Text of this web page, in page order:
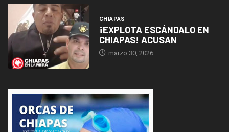
CHIAPAS
¡EXPLOTA ESCÁNDALO EN
CHIAPAS! ACUSAN
marzo 30, 2026